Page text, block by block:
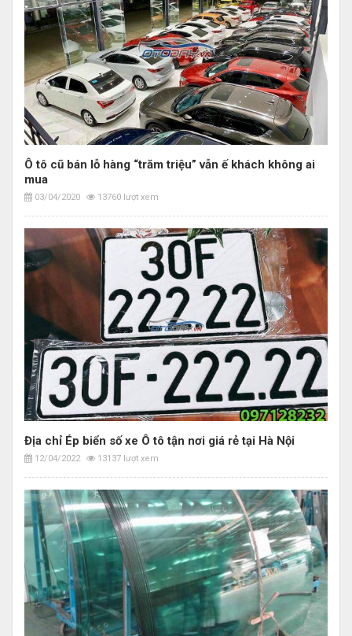
Ô tô cũ bán lỗ hàng “trăm triệu” vẫn ế khách không ai
mua
03/04/2020 13760 lượt xem
Địa chỉ Ép biển số xe Ô tô tận nơi giá rẻ tại Hà Nội
12/04/2022 13137 lượt xem